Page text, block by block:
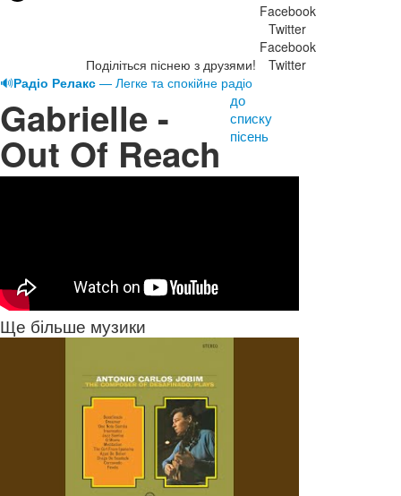
Поділіться піснею з друзями!
Facebook
Twitter
Facebook
Twitter
🔊Радіо Релакс — Легке та спокійне радіо
Gabrielle -
Out Of Reach
до
списку
пісень
Ще більше музики